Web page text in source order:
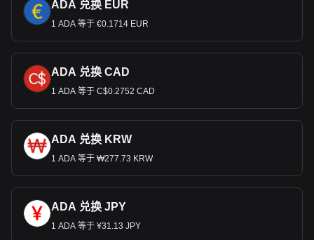
ADA 兑换 EUR
1 ADA 等于 €0.1714 EUR
ADA 兑换 CAD
1 ADA 等于 C$0.2752 CAD
ADA 兑换 KRW
1 ADA 等于 ₩277.73 KRW
ADA 兑换 JPY
1 ADA 等于 ¥31.13 JPY